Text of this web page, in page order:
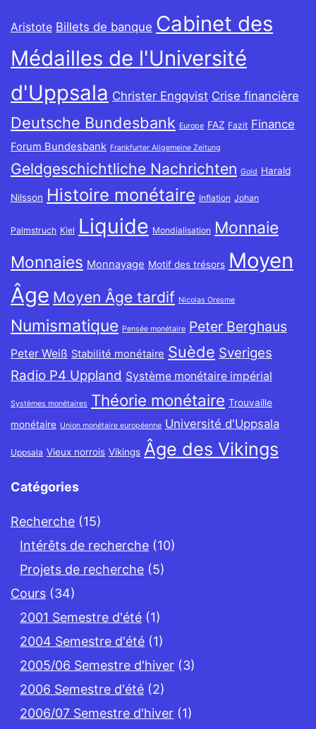
Aristote Billets de banque Cabinet des
Médailles de l'Université
d'Uppsala Christer Engqvist Crise financière
Deutsche Bundesbank Europe FAZ Fazit Finance
Forum Bundesbank Frankfurter Allgemeine Zeitung
Geldgeschichtliche Nachrichten Gold Harald
Nilsson Histoire monétaire Inflation Johan
Palmstruch Kiel Liquide Mondialisation Monnaie
Monnaies Monnayage Motif des trésors Moyen
Âge Moyen Âge tardif Nicolas Oresme
Numismatique Pensée monétaire Peter Berghaus
Peter Weiß Stabilité monétaire Suède Sveriges
Radio P4 Uppland Système monétaire impérial
Systèmes monétaires Théorie monétaire Trouvaille
monétaire Union monétaire européenne Université d'Uppsala
Uppsala Vieux norrois Vikings Âge des Vikings
Catégories
Recherche (15)
Intérêts de recherche (10)
Projets de recherche (5)
Cours (34)
2001 Semestre d'été (1)
2004 Semestre d'été (1)
2005/06 Semestre d'hiver (3)
2006 Semestre d'été (2)
2006/07 Semestre d'hiver (1)